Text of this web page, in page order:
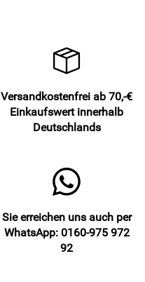
Versandkostenfrei ab 70,-€
Einkaufswert innerhalb
Deutschlands
Sie erreichen uns auch per
WhatsApp: 0160-975 972
92